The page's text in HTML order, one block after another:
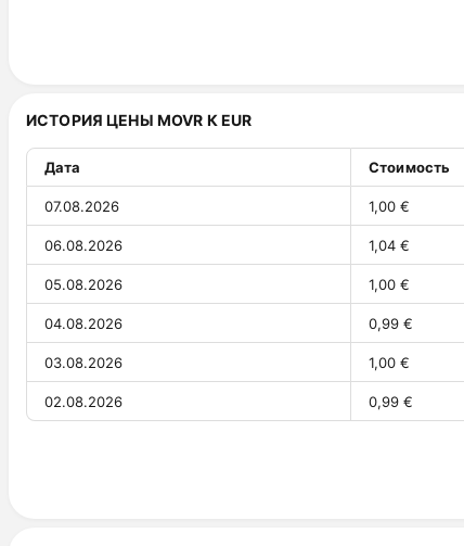
29.07.2026
28.07.2026 93,96 ₽
27.07.2026 95,15 ₽
26.07.2026 99,53 ₽
25.07.2026 98,20 ₽
24.07.2026 95,67 ₽
23.07.2026 100,59 ₽
22.07.2026 103,96 ₽
ИСТОРИЯ ЦЕНЫ MOVR К EUR
Дата Стоимость
07.08.2026 1,00 €
06.08.2026 1,04 €
05.08.2026 1,00 €
04.08.2026 0,99 €
03.08.2026 1,00 €
02.08.2026 0,99 €